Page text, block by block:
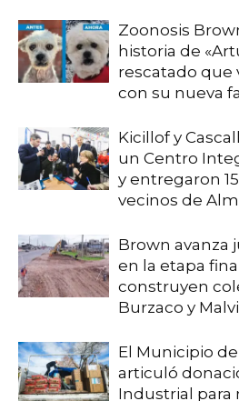
Zoonosis
historia de
rescatado que
con su nueva
Kicillof y
un Centro
y entregaron
vecinos de
Brown avanza
en la etapa
construyen
Burzaco y
El Municipio
articuló
Industrial para